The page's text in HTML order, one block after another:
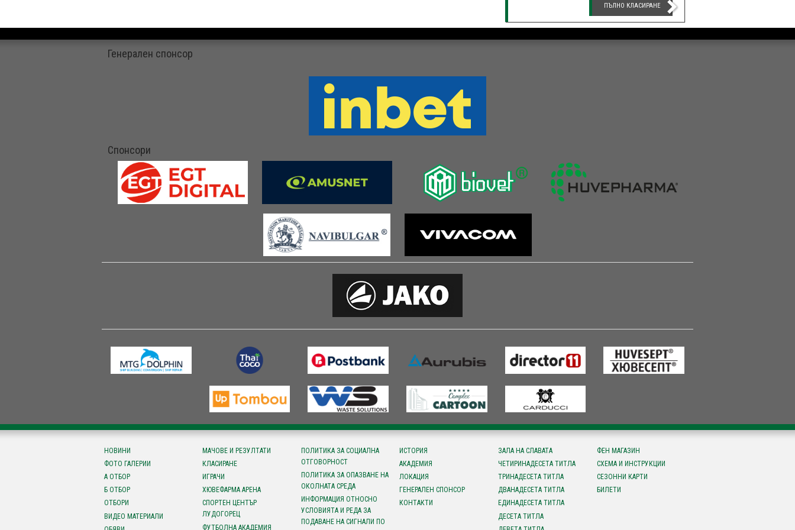
ПЪЛНО КЛАСИРАНЕ
Генерален спонсор
Спонсори
НОВИНИ
ФОТО ГАЛЕРИИ
А ОТБОР
Б ОТБОР
ОТБОРИ
ВИДЕО МАТЕРИАЛИ
МАЧОВЕ И РЕЗУЛТАТИ
КЛАСИРАНЕ
ИГРАЧИ
ХЮВЕФАРМА АРЕНА
СПОРТЕН ЦЕНТЪР
ЛУДОГОРЕЦ
ФУТБОЛНА АКАДЕМИЯ
ПОЛИТИКА ЗА СОЦИАЛНА
ОТГОВОРНОСТ
ПОЛИТИКА ЗА ОПАЗВАНЕ НА
ОКОЛНАТА СРЕДА
ИНФОРМАЦИЯ ОТНОСНО
УСЛОВИЯТА И РЕДА ЗА
ПОДАВАНЕ НА СИГНАЛИ ПО
ИСТОРИЯ
АКАДЕМИЯ
ЛОКАЦИЯ
ГЕНЕРАЛЕН СПОНСОР
КОНТАКТИ
ЗАЛА НА СЛАВАТА
ЧЕТИРИНАДЕСЕТА ТИТЛА
ТРИНАДЕСЕТА ТИТЛА
ДВАНАДЕСЕТА ТИТЛА
ЕДИНАДЕСЕТА ТИТЛА
ДЕСЕТА ТИТЛА
ФЕН МАГАЗИН
СХЕМА И ИНСТРУКЦИИ
СЕЗОННИ КАРТИ
БИЛЕТИ